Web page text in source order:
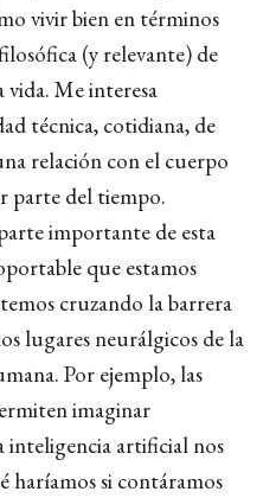
vivir bien en términos
(y relevante) de
Me interesa
técnica, cotidiana, de
relación con el cuerpo
parte del tiempo.
importante de esta
que estamos
cruzando la barrera
lugares neurálgicos de la
Por ejemplo, las
imaginar
inteligencia artificial nos
haríamos si contáramos